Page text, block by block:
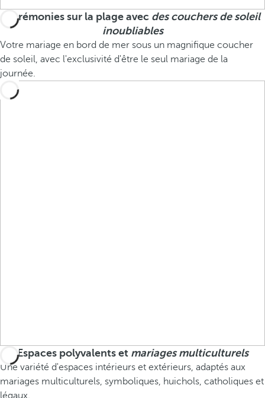
Cérémonies sur la plage avec des couchers de soleil
inoubliables
Votre mariage en bord de mer sous un magnifique coucher
de soleil, avec l'exclusivité d'être le seul mariage de la
journée.
Espaces polyvalents et mariages multiculturels
Une variété d'espaces intérieurs et extérieurs, adaptés aux
mariages multiculturels, symboliques, huichols, catholiques et
légaux.